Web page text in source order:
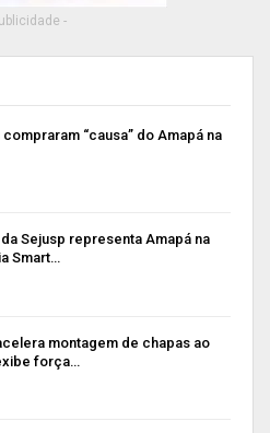
-
“causa” do Amapá na
Sejusp representa Amapá na
Smart…
montagem de chapas ao
força…